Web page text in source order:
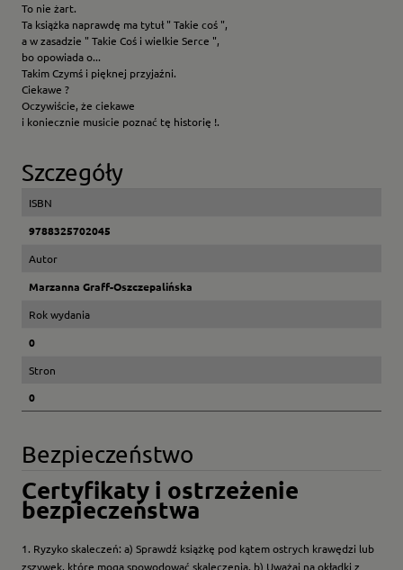
To nie żart.
Ta książka naprawdę ma tytuł " Takie coś ",
a w zasadzie " Takie Coś i wielkie Serce ",
bo opowiada o...
Takim Czymś i pięknej przyjaźni.
Ciekawe ?
Oczywiście, że ciekawe
i koniecznie musicie poznać tę historię !.
Szczegóły
ISBN
9788325702045
Autor
Marzanna Graff-Oszczepalińska
Rok wydania
0
Stron
0
Bezpieczeństwo
Certyfikaty i ostrzeżenie
bezpieczeństwa
1. Ryzyko skaleczeń: a) Sprawdź książkę pod kątem ostrych krawędzi lub
zszywek, które mogą spowodować skaleczenia. b) Uważaj na okładki z